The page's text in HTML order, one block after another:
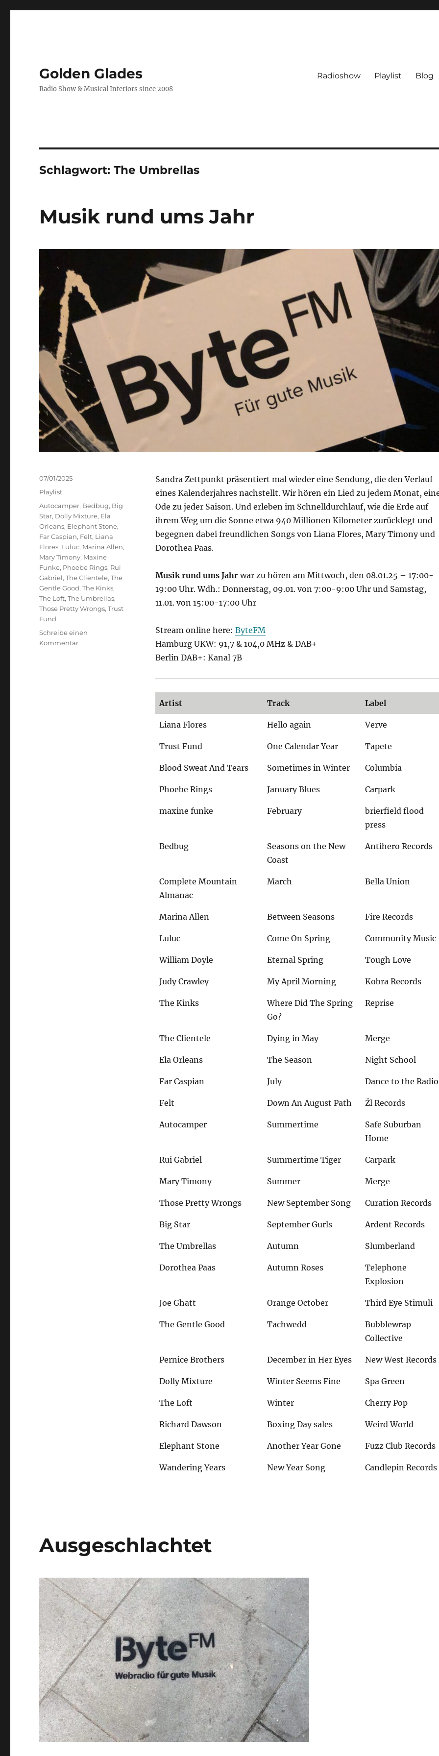
Golden Glades
Radio Show & Musical Interiors since 2008
Radioshow Playlist Blog
Schlagwort:The Umbrellas
Musik rund ums Jahr
Sandra Zettpunkt präsentiert mal wieder eine Sendung, die den Verlauf
eines Kalenderjahres nachstellt. Wir hören ein Lied zu jedem Monat,
Ode zu jeder Saison. Und erleben im Schnelldurchlauf, wie die Erde auf
ihrem Weg um die Sonne etwa 940 Millionen Kilometer zurücklegt und
begegnen dabei freundlichen Songs von Liana Flores, Mary Timony und
Dorothea Paas.
Musik rund ums Jahr war zu hören am Mittwoch, den 08.01.25 – 17:00-
19:00 Uhr. Wdh.: Donnerstag, 09.01. von 7:00-9:00 Uhr und Samstag,
11.01. von 15:00-17:00 Uhr
Stream online here: ByteFM
Hamburg UKW: 91,7 & 104,0 MHz & DAB+
Berlin DAB+: Kanal 7B
Artist Track Label
Liana Flores Hello again Verve
Trust Fund One Calendar Year Tapete
Blood Sweat And Tears Sometimes in Winter Columbia
Phoebe Rings January Blues Carpark
maxine funke February
brierfield flood
press
Bedbug
Seasons on the New
Coast
Antihero Records
Complete Mountain
Almanac
March Bella Union
Marina Allen Between Seasons Fire Records
Luluc Come On Spring Community Music
William Doyle Eternal Spring Tough Love
Judy Crawley My April Morning Kobra Records
The Kinks
Where Did The Spring
Go?
Reprise
The Clientele Dying in May Merge
Ela Orleans The Season Night School
Far Caspian July Dance to the Radio
Felt Down An August Path Žl Records
Autocamper Summertime
Safe Suburban
Home
Rui Gabriel Summertime Tiger Carpark
Mary Timony Summer Merge
Those Pretty Wrongs New September Song Curation Records
Big Star September Gurls Ardent Records
The Umbrellas Autumn Slumberland
Dorothea Paas Autumn Roses
Telephone
Explosion
Joe Ghatt Orange October Third Eye Stimuli
The Gentle Good Tachwedd
Bubblewrap
Collective
Pernice Brothers December in Her Eyes New West Records
Dolly Mixture Winter Seems Fine Spa Green
The Loft Winter Cherry Pop
Richard Dawson Boxing Day sales Weird World
Elephant Stone Another Year Gone Fuzz Club Records
Wandering Years New Year Song Candlepin Records
Veröffentlicht
am
07/01/2025
Kategorien
Playlist
Schlagwörter
Autocamper, Bedbug, Big
Star, Dolly Mixture, Ela
Orleans, Elephant Stone,
Far Caspian, Felt, Liana
Flores, Luluc, Marina Allen,
Mary Timony, Maxine
Funke, Phoebe Rings, Rui
Gabriel,The Clientele,The
Gentle Good,The Kinks,
The Loft,The Umbrellas,
Those Pretty Wrongs,Trust
Fund
Schreibe einen
Kommentarzu
Ausgeschlachtet